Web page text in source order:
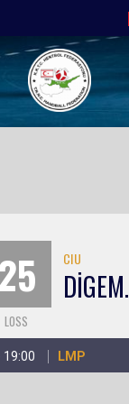
25
LOSS
CIU
DİGEM.
19:00 LMP